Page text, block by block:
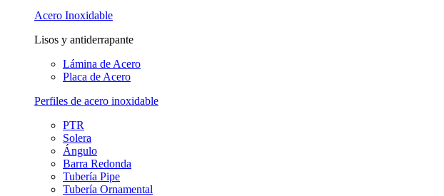
Acero Inoxidable
Lisos y antiderrapante
Lámina de Acero
Placa de Acero
Perfiles de acero inoxidable
PTR
Solera
Ángulo
Barra Redonda
Tubería Pipe
Tubería Ornamental